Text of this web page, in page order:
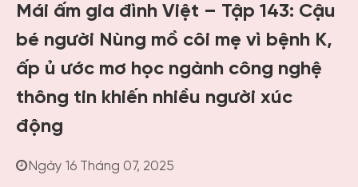
Mái ấm gia đình Việt – Tập 143: Cậu
bé người Nùng mồ côi mẹ vì bệnh K,
ấp ủ ước mơ học ngành công nghệ
thông tin khiến nhiều người xúc
động
Ngày 16 Tháng 07, 2025